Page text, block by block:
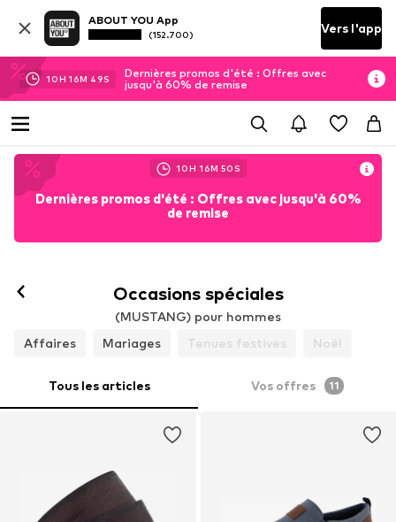
ABOUT YOU App
(152.700) Vers l'app
10H 16M 47S
Dernières promos d'été : Offres avec
jusqu'à 60% de remise
10H 16M 47 S
Dernières promos d'été : Offres avec jusqu'à 60%
de remise
Occasions spéciales
(MUSTANG) pour hommes
Affaires
Mariages Tenues festives Noël
Tous les articles Vos offres 11